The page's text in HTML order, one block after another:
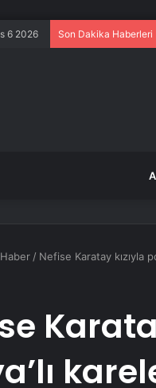
6 2026 Son Dakika Haberleri
Haber / Nefise Karatay kızıyla